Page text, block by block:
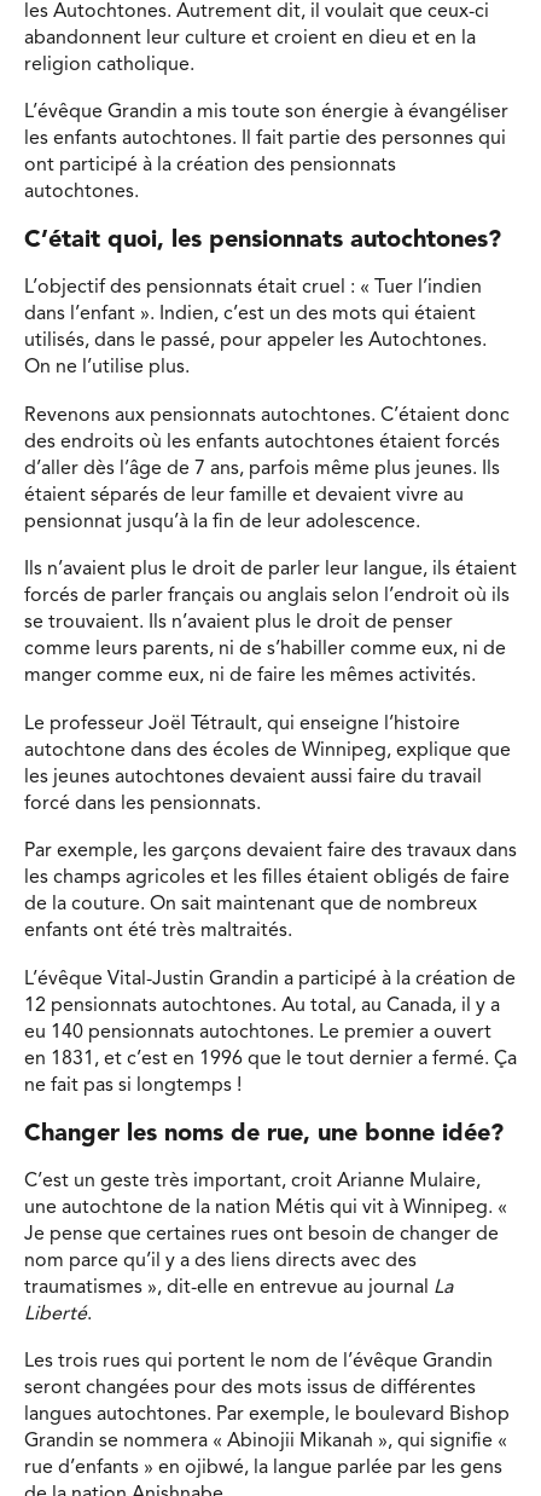
les Autochtones. Autrement dit, il voulait que ceux-ci
abandonnent leur culture et croient en dieu et en la
religion catholique.
L’évêque Grandin a mis toute son énergie à évangéliser
les enfants autochtones. Il fait partie des personnes qui
ont participé à la création des pensionnats
autochtones.
C’était quoi, les pensionnats autochtones?
L’objectif des pensionnats était cruel : « Tuer l’indien
dans l’enfant ». Indien, c’est un des mots qui étaient
utilisés, dans le passé, pour appeler les Autochtones.
On ne l’utilise plus.
Revenons aux pensionnats autochtones. C’étaient donc
des endroits où les enfants autochtones étaient forcés
d’aller dès l’âge de 7 ans, parfois même plus jeunes. Ils
étaient séparés de leur famille et devaient vivre au
pensionnat jusqu’à la fin de leur adolescence.
Ils n’avaient plus le droit de parler leur langue, ils étaient
forcés de parler français ou anglais selon l’endroit où ils
se trouvaient. Ils n’avaient plus le droit de penser
comme leurs parents, ni de s’habiller comme eux, ni de
manger comme eux, ni de faire les mêmes activités.
Le professeur Joël Tétrault, qui enseigne l’histoire
autochtone dans des écoles de Winnipeg, explique que
les jeunes autochtones devaient aussi faire du travail
forcé dans les pensionnats.
Par exemple, les garçons devaient faire des travaux dans
les champs agricoles et les filles étaient obligés de faire
de la couture. On sait maintenant que de nombreux
enfants ont été très maltraités.
L’évêque Vital-Justin Grandin a participé à la création de
12 pensionnats autochtones. Au total, au Canada, il y a
eu 140 pensionnats autochtones. Le premier a ouvert
en 1831, et c’est en 1996 que le tout dernier a fermé. Ça
ne fait pas si longtemps !
Changer les noms de rue, une bonne idée?
C’est un geste très important, croit Arianne Mulaire,
une autochtone de la nation Métis qui vit à Winnipeg. «
Je pense que certaines rues ont besoin de changer de
nom parce qu’il y a des liens directs avec des
traumatismes », dit-elle en entrevue au journal La
Liberté.
Les trois rues qui portent le nom de l’évêque Grandin
seront changées pour des mots issus de différentes
langues autochtones. Par exemple, le boulevard Bishop
Grandin se nommera « Abinojii Mikanah », qui signifie «
rue d’enfants » en ojibwé, la langue parlée par les gens